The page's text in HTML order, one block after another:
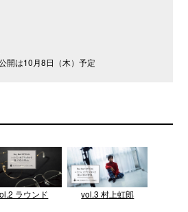
開は10月8日（木）予定
ラウンド vol.3 村上虹郎